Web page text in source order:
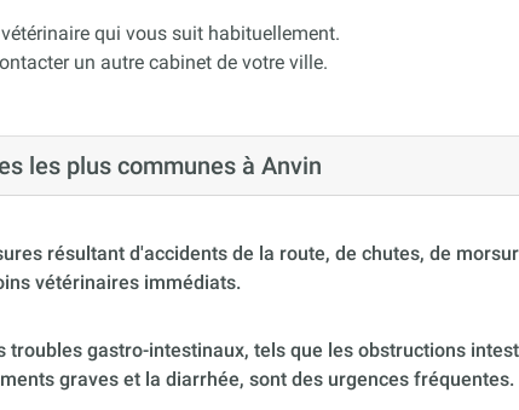
qui vous suit habituellement.
un autre cabinet de votre ville.
les plus communes à Anvin
résultant d'accidents de la route, de chutes, de
vétérinaires immédiats.
troubles gastro-intestinaux, tels que les obstructions
graves et la diarrhée, sont des urgences fréquentes.